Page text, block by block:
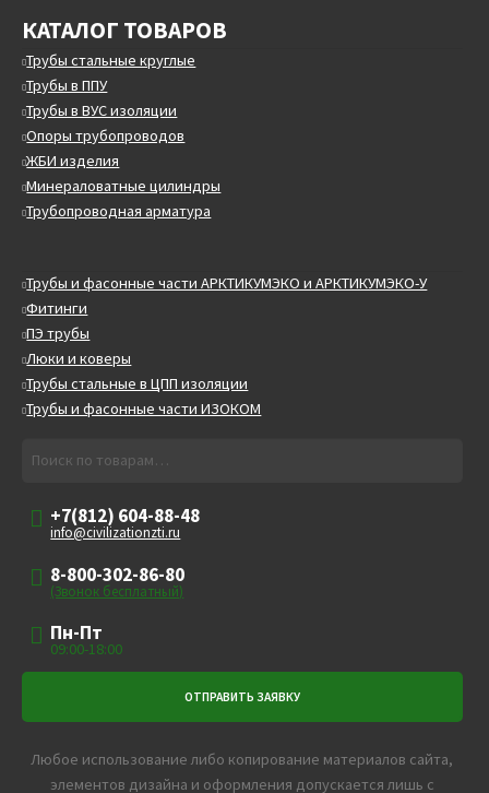
КАТАЛОГ ТОВАРОВ
Трубы стальные круглые
Трубы в ППУ
Трубы в ВУС изоляции
Опоры трубопроводов
ЖБИ изделия
Минераловатные цилиндры
Трубопроводная арматура
Трубы и фасонные части АРКТИКУМЭКО и АРКТИКУМЭКО-У
Фитинги
ПЭ трубы
Люки и коверы
Трубы стальные в ЦПП изоляции
Трубы и фасонные части ИЗОКОМ
+7(812) 604-88-48
info@civilizationzti.ru
8-800-302-86-80
(Звонок бесплатный)
Пн-Пт
09:00-18:00
Любое использование либо копирование материалов сайта,
элементов дизайна и оформления допускается лишь с